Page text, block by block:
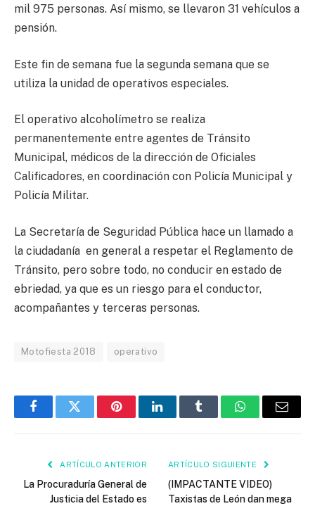
mil 975 personas. Así mismo, se llevaron 31 vehículos a
pensión.
Este fin de semana fue la segunda semana que se
utiliza la unidad de operativos especiales.
El operativo alcoholímetro se realiza
permanentemente entre agentes de Tránsito
Municipal, médicos de la dirección de Oficiales
Calificadores, en coordinación con Policía Municipal y
Policía Militar.
La Secretaría de Seguridad Pública hace un llamado a
la ciudadanía en general a respetar el Reglamento de
Tránsito, pero sobre todo, no conducir en estado de
ebriedad, ya que es un riesgo para el conductor,
acompañantes y terceras personas.
Motofiesta 2018 operativo
FacebookTwitter PinterestLinkedInTumblr WhatsAppEmail
ARTÍCULO ANTERIOR
La Procuraduría General de
Justicia del Estado es
ARTÍCULO SIGUIENTE
(IMPACTANTE VIDEO)
Taxistas de León dan mega